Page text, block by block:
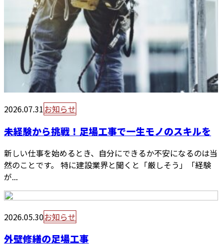
2026.07.31お知らせ
未経験から挑戦！足場工事で一生モノのスキルを
新しい仕事を始めるとき、自分にできるか不安になるのは当
然のことです。 特に建設業界と聞くと「厳しそう」「経験
が...
2026.05.30お知らせ
外壁修繕の足場工事